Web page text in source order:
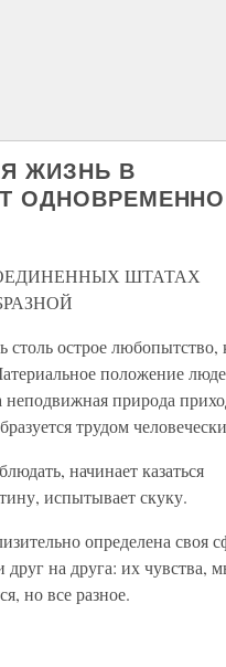
ЖИЗНЬ В
ОДНОВРЕМЕННО
ШТАТАХ
острое любопытство,
положение
неподвижная природа
трудом
начинает казаться
испытывает скуку.
определена своя
на друга: их чувства,
но все разное.